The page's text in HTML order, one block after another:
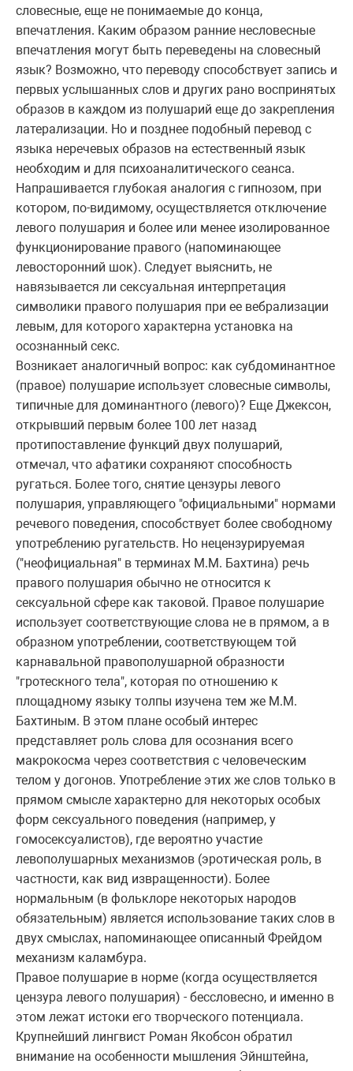
словесные, еще не понимаемые до конца,
впечатления. Каким образом ранние несловесные
впечатления могут быть переведены на словесный
язык? Возможно, что переводу способствует запись и
первых услышанных слов и других рано воспринятых
образов в каждом из полушарий еще до закрепления
латерализации. Но и позднее подобный перевод с
языка неречевых образов на естественный язык
необходим и для психоаналитического сеанса.
Напрашивается глубокая аналогия с гипнозом, при
котором, по-видимому, осуществляется отключение
левого полушария и более или менее изолированное
функционирование правого (напоминающее
левосторонний шок). Следует выяснить, не
навязывается ли сексуальная интерпретация
символики правого полушария при ее вебрализации
левым, для которого характерна установка на
осознанный секс.
Возникает аналогичный вопрос: как субдоминантное
(правое) полушарие использует словесные символы,
типичные для доминантного (левого)? Еще Джексон,
открывший первым более 100 лет назад
протипоставление функций двух полушарий,
отмечал, что афатики сохраняют способность
ругаться. Более того, снятие цензуры левого
полушария, управляющего "официальными" нормами
речевого поведения, способствует более свободному
употреблению ругательств. Но нецензурируемая
("неофициальная" в терминах М.М. Бахтина) речь
правого полушария обычно не относится к
сексуальной сфере как таковой. Правое полушарие
использует соответствующие слова не в прямом, а в
образном употреблении, соответствующем той
карнавальной правополушарной образности
"гротескного тела", которая по отношению к
площадному языку толпы изучена тем же М.М.
Бахтиным. В этом плане особый интерес
представляет роль слова для осознания всего
макрокосма через соответствия с человеческим
телом у догонов. Употребление этих же слов только в
прямом смысле характерно для некоторых особых
форм сексуального поведения (например, у
гомосексуалистов), где вероятно участие
левополушарных механизмов (эротическая роль, в
частности, как вид извращенности). Более
нормальным (в фольклоре некоторых народов
обязательным) является использование таких слов в
двух смыслах, напоминающее описанный Фрейдом
механизм каламбура.
Правое полушарие в норме (когда осуществляется
цензура левого полушария) - бессловесно, и именно в
этом лежат истоки его творческого потенциала.
Крупнейший лингвист Роман Якобсон обратил
внимание на особенности мышления Эйнштейна,